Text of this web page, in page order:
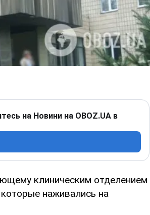
на Новини на OBOZ.UA в
клиническим отделением
которые наживались на